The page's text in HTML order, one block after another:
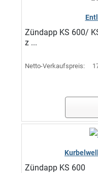
Zündapp KS 600/
z ...
Netto-Verkaufspreis:
Zündapp KS 600